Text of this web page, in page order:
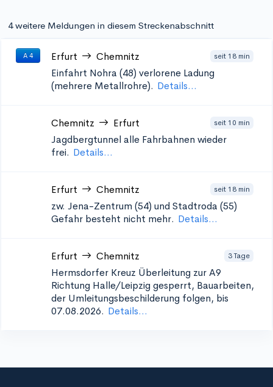
4 weitere Meldungen in diesem Streckenabschnitt
A 4 Erfurt Chemnitz seit 18 min
Einfahrt Nohra (48) verlorene Ladung
(mehrere Metallrohre). Details...
Chemnitz Erfurt seit 10 min
Jagdbergtunnel alle Fahrbahnen wieder
frei. Details...
Erfurt Chemnitz seit 18 min
zw. Jena-Zentrum (54) und Stadtroda (55)
Gefahr besteht nicht mehr. Details...
Erfurt Chemnitz 3 Tage
Hermsdorfer Kreuz Überleitung zur A9
Richtung Halle/Leipzig gesperrt, Bauarbeiten,
der Umleitungsbeschilderung folgen, bis
07.08.2026. Details...